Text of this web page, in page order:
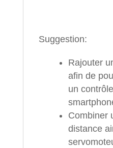
Suggestion:
Rajouter
afin de
un
Combiner
distance